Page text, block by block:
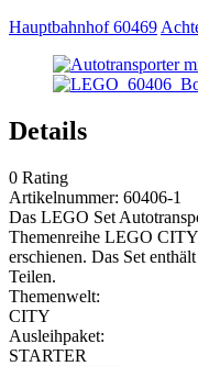
Hauptbahnhof 60469
Details
0 Rating
Artikelnummer: 60406-1
Das LEGO Set
Themenreihe LEGO
erschienen. Das Set
Teilen.
Themenwelt:
CITY
Ausleihpaket:
STARTER